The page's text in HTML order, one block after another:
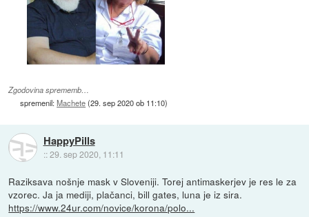
Zgodovina sprememb…
spremenil:Machete(29. sep 2020 ob 11:10)
HappyPills
::29. sep 2020, 11:11
Raziksava nošnje mask v Sloveniji. Torej antimaskerjev je res le za
vzorec. Ja ja mediji, plačanci, bill gates, luna je iz sira.
https://www.24ur.com/novice/korona/polo...